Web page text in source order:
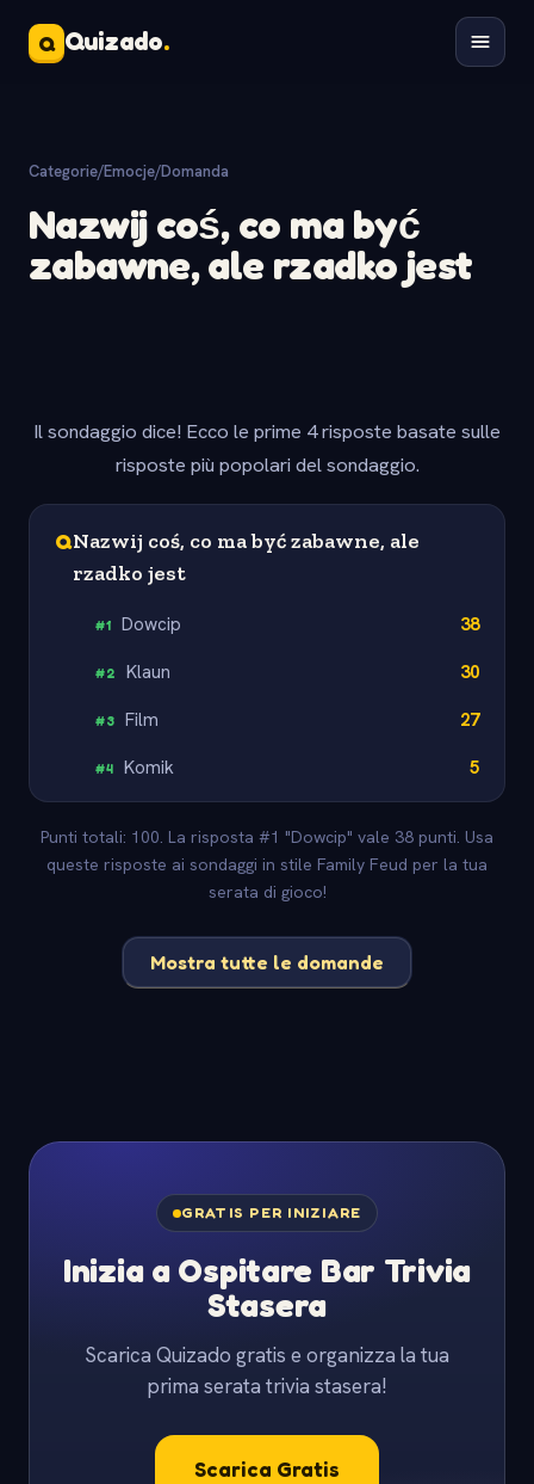
Q Quizado.
Categorie/Emocje/Domanda
Nazwij coś, co ma być
zabawne, ale rzadko jest
Il sondaggio dice! Ecco le prime 4 risposte basate sulle
risposte più popolari del sondaggio.
QNazwij coś, co ma być zabawne, ale
rzadko jest
#1 Dowcip 38
#2 Klaun 30
#3 Film 27
#4 Komik 5
Punti totali: 100. La risposta #1 "Dowcip" vale 38 punti. Usa
queste risposte ai sondaggi in stile Family Feud per la tua
serata di gioco!
Mostra tutte le domande
GRATIS PER INIZIARE
Inizia a Ospitare Bar Trivia
Stasera
Scarica Quizado gratis e organizza la tua
prima serata trivia stasera!
Scarica Gratis